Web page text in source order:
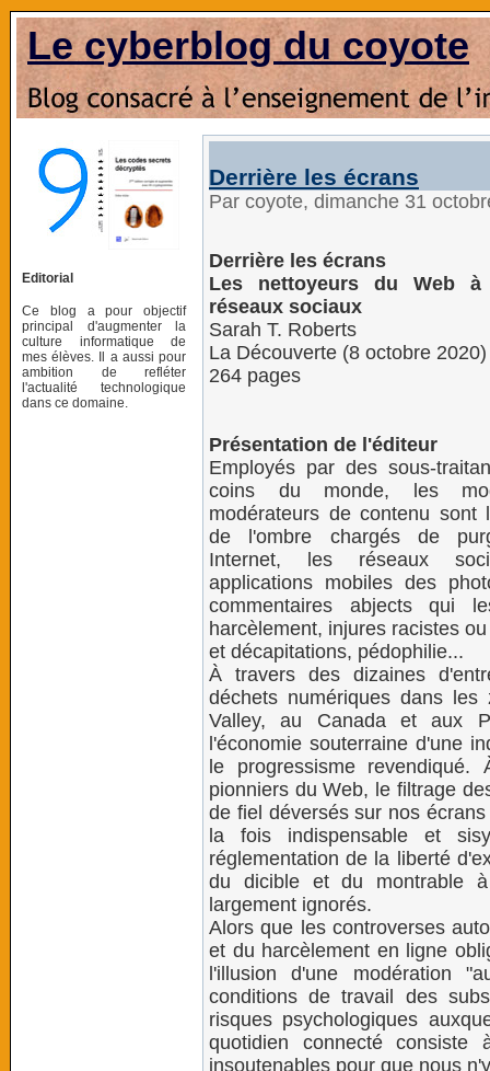
Le cyberblog du coyote
Editorial
Ce blog a pour objectif
principal d'augmenter la
culture informatique de
mes élèves. Il a aussi pour
ambition de refléter
l'actualité technologique
dans ce domaine.
Derrière les écrans
Par coyote, dimanche 31
Derrière les écrans
Les nettoyeurs du Web à
réseaux sociaux
Sarah T. Roberts
La Découverte (8 octobre 2020)
264 pages
Présentation de l'éditeur
Employés par des sous-
coins du monde, les
modérateurs de contenu sont
de l'ombre chargés de
Internet, les réseaux
applications mobiles des
commentaires abjects qui
harcèlement, injures racistes
et décapitations, pédophilie...
À travers des dizaines
déchets numériques dans
Valley, au Canada et aux
l'économie souterraine d'une
le progressisme
pionniers du Web, le filtrage
de fiel déversés sur nos
la fois indispensable et
réglementation de la liberté
du dicible et du montrable à
largement ignorés.
Alors que les controverses
et du harcèlement en ligne
l'illusion d'une modération
conditions de travail des
risques psychologiques
quotidien connecté
insoutenables pour que nous